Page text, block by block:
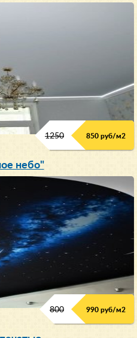
1250 850 руб/м2
небо"
800 990 руб/м2